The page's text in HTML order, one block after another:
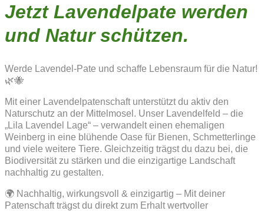
Jetzt Lavendelpate werden
und Natur schützen.
Werde Lavendel-Pate und schaffe Lebensraum für die Natur!
🌿🐝
Mit einer Lavendelpatenschaft unterstützt du aktiv den
Naturschutz an der Mittelmosel. Unser Lavendelfeld – die
„Lila Lavendel Lage“ – verwandelt einen ehemaligen
Weinberg in eine blühende Oase für Bienen, Schmetterlinge
und viele weitere Tiere. Gleichzeitig trägst du dazu bei, die
Biodiversität zu stärken und die einzigartige Landschaft
nachhaltig zu gestalten.
🌍 Nachhaltig, wirkungsvoll & einzigartig – Mit deiner
Patenschaft trägst du direkt zum Erhalt wertvoller